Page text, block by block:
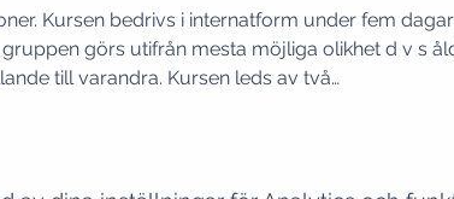
Kursen bedrivs i internatform under fem
görs utifrån mesta möjliga olikhet d v s
till varandra. Kursen leds av två…